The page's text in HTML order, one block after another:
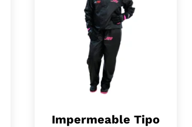
Impermeable Tipo